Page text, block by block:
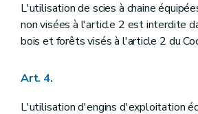
L'utilisation de scies à chaine
non visées à l'article 2 est interdite
bois et forêts visés à l'article 2 du
Art. 4.
L'utilisation d'engins d'exploitation